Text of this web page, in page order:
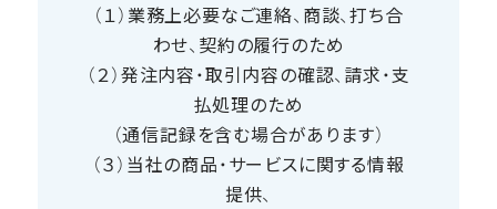
（１）業務上必要なご連絡、商談、打ち合
わせ、契約の履行のため
（２）発注内容・取引内容の確認、請求・支
払処理のため
（通信記録を含む場合があります）
（３）当社の商品・サービスに関する情報
提供、